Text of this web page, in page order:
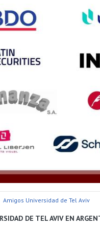
Amigos Universidad de Tel Aviv
DE TEL AVIV EN